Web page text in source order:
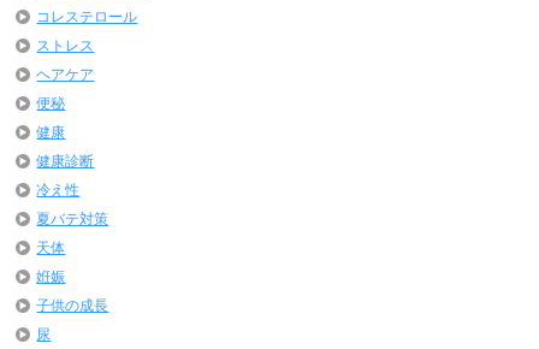
コレステロール
ストレス
ヘアケア
便秘
健康
健康診断
冷え性
夏バテ対策
天体
姙娠
子供の成長
尿